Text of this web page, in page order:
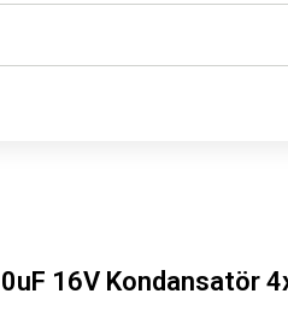
16V Kondansatör